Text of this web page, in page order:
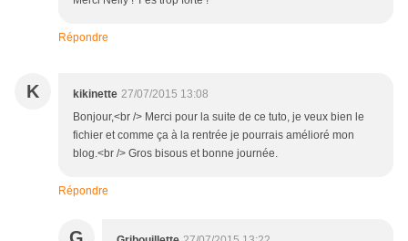
Répondre
K kikinette 27/07/2015 13:08
Bonjour,<br /> Merci pour la suite de ce tuto, je veux bien le
fichier et comme ça à la rentrée je pourrais amélioré mon
blog.<br /> Gros bisous et bonne journée.
Répondre